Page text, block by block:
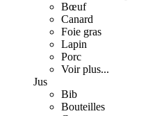
Bœuf
Canard
Foie gras
Lapin
Porc
Voir plus...
Jus
Bib
Bouteilles